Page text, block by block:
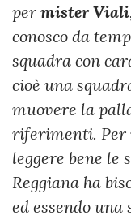
per mister Viali
conosco da
squadra con
cioè una
muovere la
riferimenti. Per
leggere bene le
Reggiana ha
ed essendo